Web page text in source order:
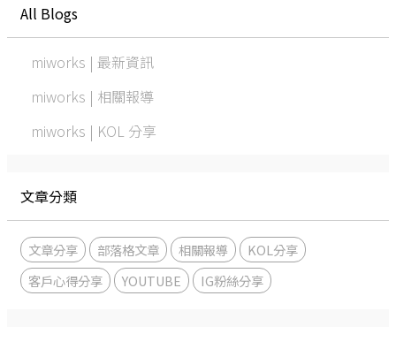
All Blogs
miworks | 最新資訊
miworks | 相關報導
miworks | KOL 分享
文章分類
文章分享 部落格文章 相關報導
KOL分享
客戶心得分享
YOUTUBE IG粉絲分享